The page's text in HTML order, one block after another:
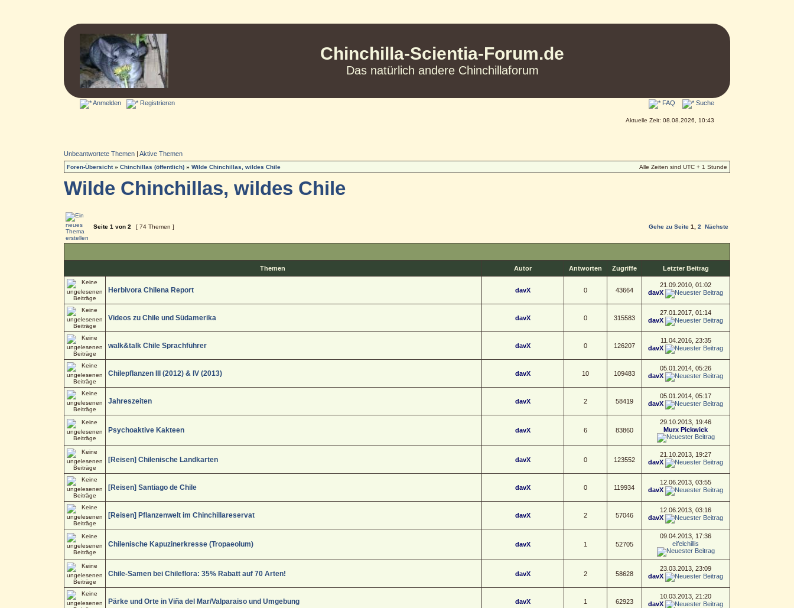
Chinchilla-Scientia-Forum.de
Das natürlich andere Chinchillaforum
Anmelden Registrieren FAQ Suche
Aktuelle Zeit: 08.08.2026, 10:43
Unbeantwortete Themen| Aktive Themen
Foren-Übersicht» Chinchillas (öffentlich)» Wilde Chinchillas, wildes Chile Alle Zeiten sind UTC + 1 Stunde
Wilde Chinchillas, wildes Chile
Seite 1 von 2 [ 74 Themen ] Gehe zu Seite 1 2 Nächste
Themen Autor Antworten Zugriffe Letzter Beitrag
Herbivora Chilena Report davX 0 43664
21.09.2010, 01:02
davX
Videos zu Chile und Südamerika davX 0 315583
27.01.2017, 01:14
davX
walk&talk Chile Sprachführer davX 0 126207
11.04.2016, 23:35
davX
Chilepflanzen III (2012) & IV (2013) davX 10 109483
05.01.2014, 05:26
davX
Jahreszeiten davX 2 58419
05.01.2014, 05:17
davX
Psychoaktive Kakteen davX 6 83860
29.10.2013, 19:46
Murx Pickwick
[Reisen] Chilenische Landkarten davX 0 123552
21.10.2013, 19:27
davX
[Reisen] Santiago de Chile davX 0 119934
12.06.2013, 03:55
davX
[Reisen] Pflanzenwelt im Chinchillareservat davX 2 57046
12.06.2013, 03:16
davX
Chilenische Kapuzinerkresse (Tropaeolum) davX 1 52705
09.04.2013, 17:36
eifelchillis
Chile-Samen bei Chileflora: 35% Rabatt auf 70 Arten! davX 2 58628
23.03.2013, 23:09
davX
Pärke und Orte in Viña del Mar/Valparaiso und Umgebung davX 1 62923
10.03.2013, 21:20
davX